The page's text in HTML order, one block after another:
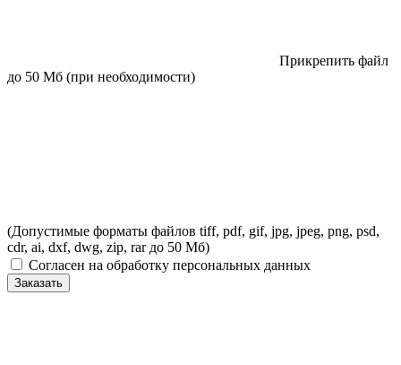
Прикрепить файл
до 50 Мб (при необходимости)
(Допустимые форматы файлов tiff, pdf, gif, jpg, jpeg, png, psd,
cdr, ai, dxf, dwg, zip, rar до 50 Мб)
Согласен на обработку персональных данных
Заказать